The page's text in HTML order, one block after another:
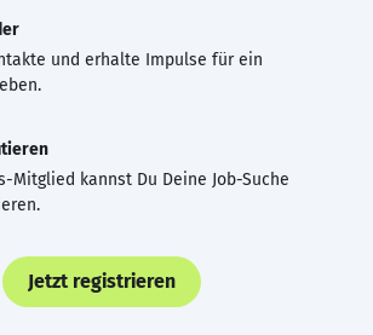
und erhalte Impulse für ein
Mitglied kannst Du Deine Job-Suche
Jetzt registrieren